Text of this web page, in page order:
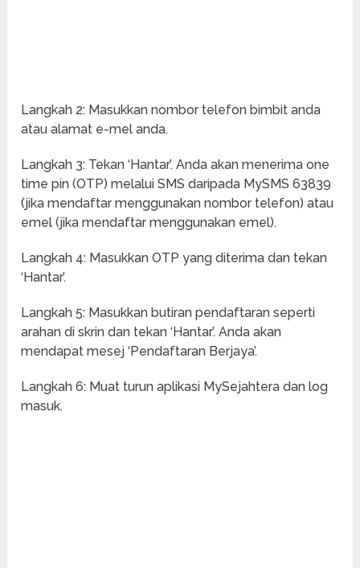
Langkah 2: Masukkan nombor telefon bimbit anda
atau alamat e-mel anda.
Langkah 3: Tekan ‘Hantar’. Anda akan menerima one
time pin (OTP) melalui SMS daripada MySMS 63839
(jika mendaftar menggunakan nombor telefon) atau
emel (jika mendaftar menggunakan emel).
Langkah 4: Masukkan OTP yang diterima dan tekan
‘Hantar’.
Langkah 5: Masukkan butiran pendaftaran seperti
arahan di skrin dan tekan ‘Hantar’. Anda akan
mendapat mesej ‘Pendaftaran Berjaya’.
Langkah 6: Muat turun aplikasi MySejahtera dan log
masuk.